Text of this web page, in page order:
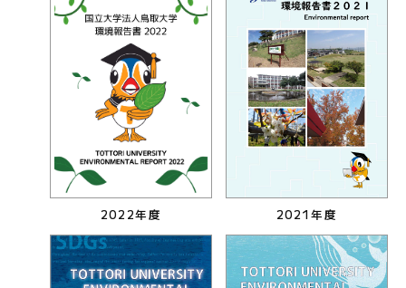
2022年度 2021年度